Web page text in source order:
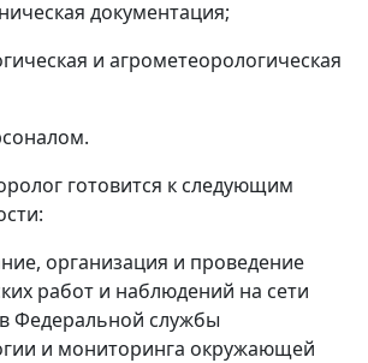
документация;
и агрометеорологическая
готовится к следующим
организация и проведение
работ и наблюдений на сети
Федеральной службы
и мониторинга окружающей